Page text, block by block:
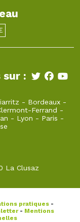
sur :
- Bordeaux -
Ferrand -
- Lyon - Paris -
La Clusaz
pratiques -
- Mentions